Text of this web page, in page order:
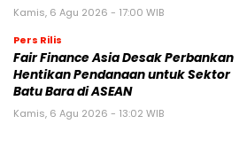
Kamis, 6 Agu 2026 - 17:00 WIB
Pers Rilis
Fair Finance Asia Desak Perbankan
Hentikan Pendanaan untuk Sektor
Batu Bara di ASEAN
Kamis, 6 Agu 2026 - 13:02 WIB